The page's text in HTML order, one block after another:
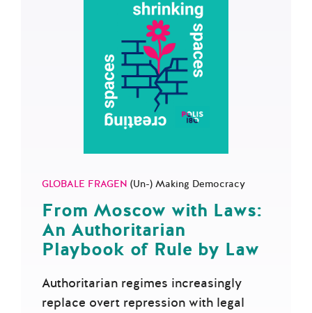
GLOBALE FRAGEN (Un-) Making Democracy
From Moscow with Laws:
An Authoritarian
Playbook of Rule by Law
Authoritarian regimes increasingly
replace overt repression with legal